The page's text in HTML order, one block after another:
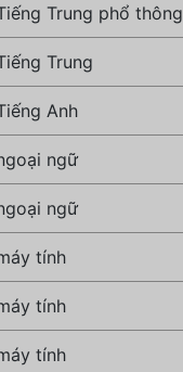
Trung phổ thông
Trung
Anh
ngữ
ngữ
tính
tính
tính